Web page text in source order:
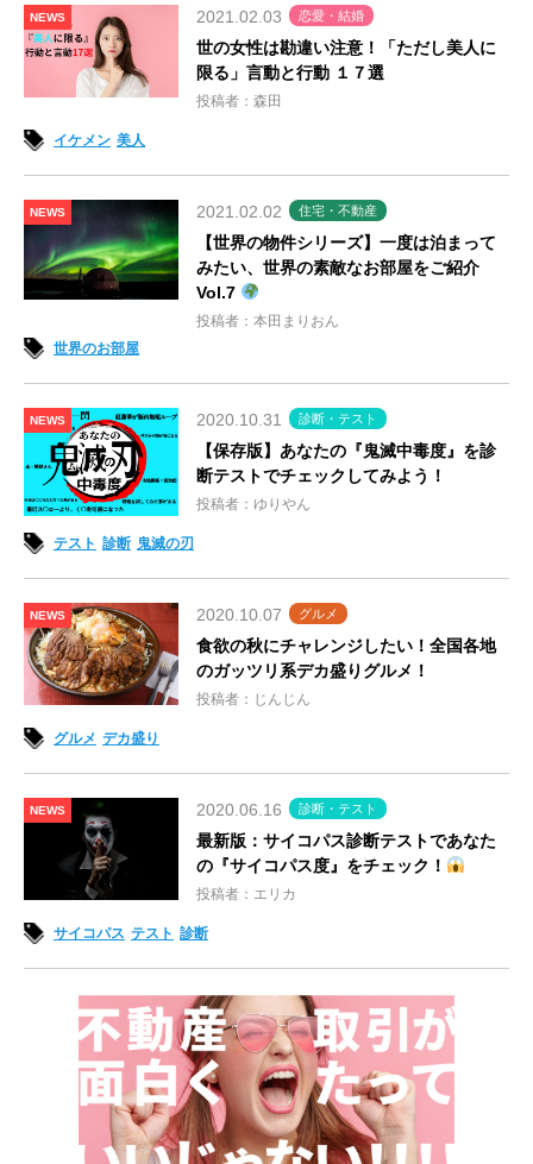
NEWS 2021.02.03 恋愛・結婚
世の女性は勘違い注意！「ただし美人に
限る」言動と行動 １７選
投稿者：森田
イケメン 美人
NEWS 2021.02.02 住宅・不動産
【世界の物件シリーズ】一度は泊まって
みたい、世界の素敵なお部屋をご紹介
Vol.7
投稿者：本田まりおん
世界のお部屋
NEWS 2020.10.31 診断・テスト
【保存版】あなたの『鬼滅中毒度』を診
断テストでチェックしてみよう！
投稿者：ゆりやん
テスト 診断 鬼滅の刃
NEWS 2020.10.07 グルメ
食欲の秋にチャレンジしたい！全国各地
のガッツリ系デカ盛りグルメ！
投稿者：じんじん
グルメ デカ盛り
NEWS 2020.06.16 診断・テスト
最新版：サイコパス診断テストであなた
の『サイコパス度』をチェック！
投稿者：エリカ
サイコパス テスト 診断